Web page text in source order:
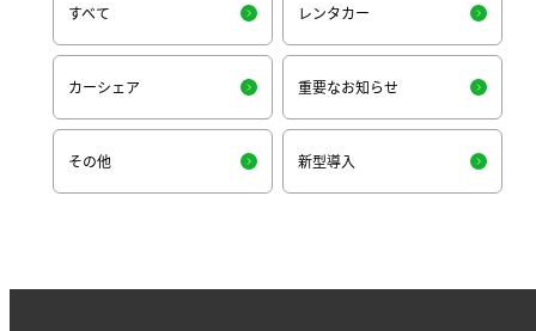
すべて レンタカー
カーシェア 重要なお知らせ
その他 新型導入